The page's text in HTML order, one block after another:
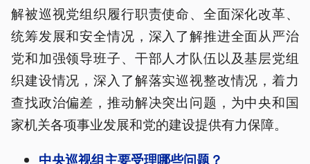
解被巡视党组织履行职责使命、全面深化改革、
统筹发展和安全情况，深入了解推进全面从严治
党和加强领导班子、干部人才队伍以及基层党组
织建设情况，深入了解落实巡视整改情况，着力
查找政治偏差，推动解决突出问题，为中央和国
家机关各项事业发展和党的建设提供有力保障。
中央巡视组主要受理哪些问题？